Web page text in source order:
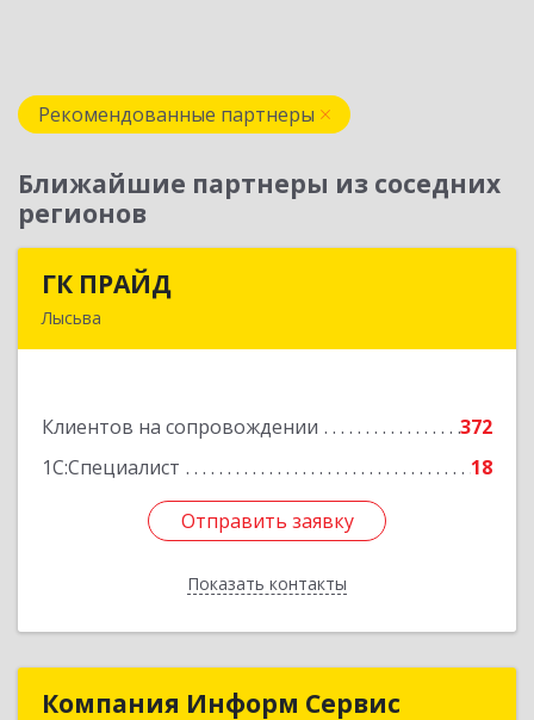
Рекомендованные партнеры
Ближайшие партнеры из соседних
регионов
ГК ПРАЙД
Лысьва
Клиентов на сопровождении
372
1С:Специалист
18
Отправить заявку
Показать контакты
Подробнее
Отправить заявку
Назад
Компания Информ Сервис
Компания Информ Сервис